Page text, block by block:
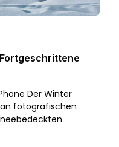
Der Winter
fotografischen